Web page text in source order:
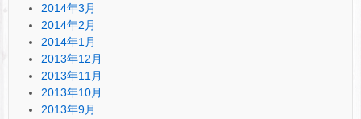
2014年3月
2014年2月
2014年1月
2013年12月
2013年11月
2013年10月
2013年9月